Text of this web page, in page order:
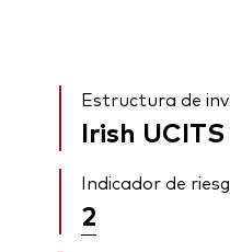
Estructura de
Irish UCITS
Indicador de
2